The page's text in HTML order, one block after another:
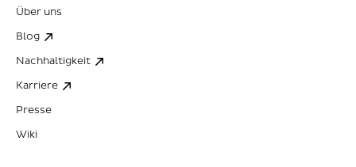
Über uns
Blog
Nachhaltigkeit
Karriere
Presse
Wiki